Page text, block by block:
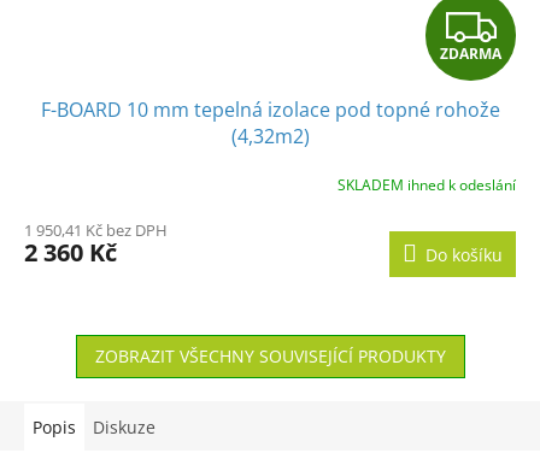
Z
D
A
R
M
A
ZDARMA
F-BOARD 10 mm tepelná izolace pod topné rohože
(4,32m2)
SKLADEM ihned k odeslání
1 950,41 Kč bez DPH
2 360 Kč Do košíku
ZOBRAZIT VŠECHNY SOUVISEJÍCÍ PRODUKTY
Popis Diskuze